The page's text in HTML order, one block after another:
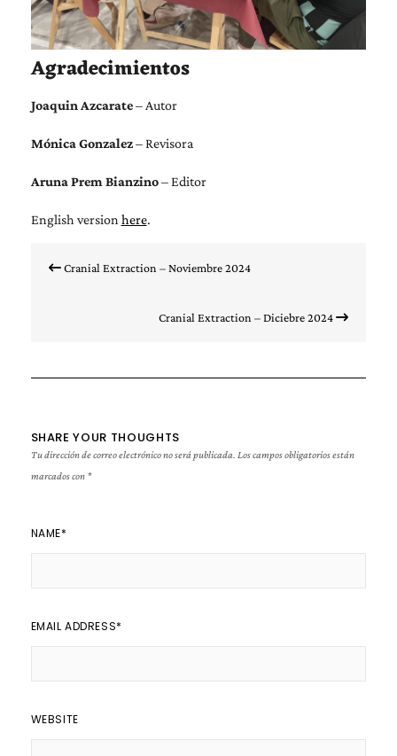
Agradecimientos
Joaquin Azcarate– Autor
Mónica Gonzalez– Revisora
Aruna Prem Bianzino– Editor
English version here.
Navegación
de Cranial Extraction – Noviembre 2024
Cranial Extraction – Diciebre 2024
SHARE YOUR THOUGHTS
Tu dirección de correo electrónico no será publicada. Los campos obligatorios están
marcados con *
NAME*
EMAIL ADDRESS*
WEBSITE